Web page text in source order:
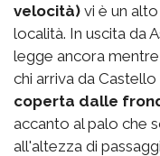
velocità) vi è un
località. In uscita da
legge ancora
chi arriva da Castello
coperta dalle
accanto al palo che
all'altezza di